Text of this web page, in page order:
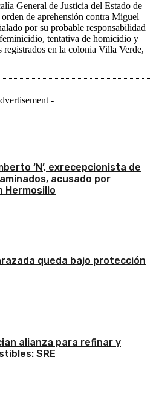
General de Justicia del Estado de
de aprehensión contra Miguel
por su probable responsabilidad
tentativa de homicidio y
en la colonia Villa Verde,
-
‘N’, exrecepcionista de
acusado por
Hermosillo
queda bajo protección
alianza para refinar y
SRE